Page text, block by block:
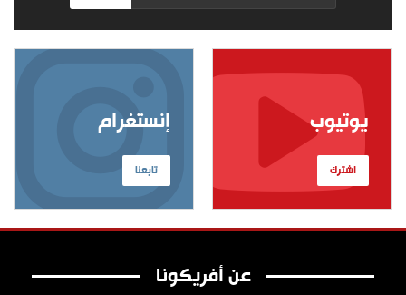
إنستغرام
تابعنا
يوتيوب
اشترك
عن أفريكونا